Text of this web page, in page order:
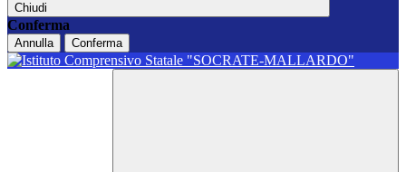
Chiudi
Conferma
Annulla Conferma